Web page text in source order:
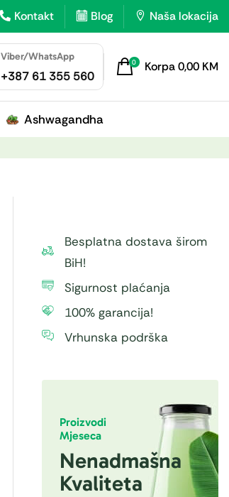
Kontakt Blog Naša lokacija
Viber/WhatsApp
+387 61 355 560
0 Korpa0,00 KM
Ashwagandha
Besplatna dostava širom
BiH!
Sigurnost plaćanja
100% garancija!
Vrhunska podrška
Proizvodi
Mjeseca
Nenadmašna
Kvaliteta